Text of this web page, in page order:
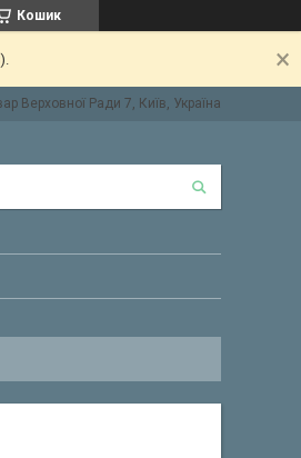
Кошик
Верховної Ради 7, Київ, Україна